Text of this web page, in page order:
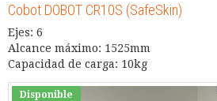
Cobot DOBOT CR10S (SafeSkin)
Ejes: 6
Alcance máximo: 1525mm
Capacidad de carga: 10kg
Disponible